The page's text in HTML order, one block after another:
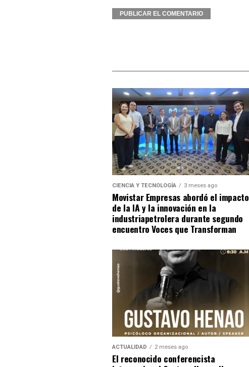
CIENCIA Y TECNOLOGÍA 3 meses ago
Movistar Empresas abordó el impacto
de la IA y la innovación en la
industriapetrolera durante segundo
encuentro Voces que Transforman
ACTUALIDAD 2 meses ago
El reconocido conferencista